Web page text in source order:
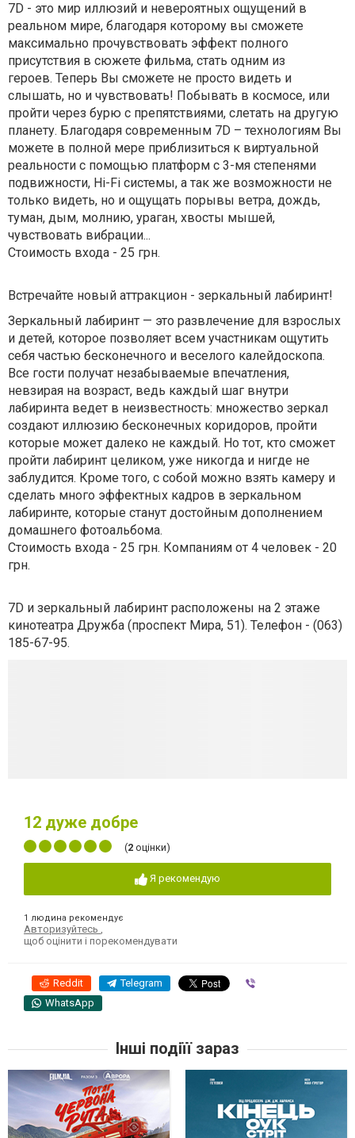
7D - это мир иллюзий и невероятных ощущений в
реальном мире, благодаря которому вы сможете
максимально прочувствовать эффект полного
присутствия в сюжете фильма, стать одним из
героев. Теперь Вы сможете не просто видеть и
слышать, но и чувствовать! Побывать в космосе, или
пройти через бурю с препятствиями, слетать на другую
планету. Благодаря современным 7D – технологиям Вы
можете в полной мере приблизиться к виртуальной
реальности с помощью платформ с 3-мя степенями
подвижности, Hi-Fi системы, а так же возможности не
только видеть, но и ощущать порывы ветра, дождь,
туман, дым, молнию, ураган, хвосты мышей,
чувствовать вибрации...
Стоимость входа - 25 грн.
Встречайте новый аттракцион - зеркальный лабиринт!
Зеркальный лабиринт — это развлечение для взрослых
и детей, которое позволяет всем участникам ощутить
себя частью бесконечного и веселого калейдоскопа.
Все гости получат незабываемые впечатления,
невзирая на возраст, ведь каждый шаг внутри
лабиринта ведет в неизвестность: множество зеркал
создают иллюзию бесконечных коридоров, пройти
которые может далеко не каждый. Но тот, кто сможет
пройти лабиринт целиком, уже никогда и нигде не
заблудится. Кроме того, с собой можно взять камеру и
сделать много эффектных кадров в зеркальном
лабиринте, которые станут достойным дополнением
домашнего фотоальбома.
Стоимость входа - 25 грн. Компаниям от 4 человек - 20
грн.
7D и зеркальный лабиринт расположены на 2 этаже
кинотеатра Дружба (проспект Мира, 51). Телефон - (063)
185-67-95.
12 дуже добре
(2 оцінки)
Я рекомендую
1 людина рекомендує
Авторизуйтесь
щоб оцінити і порекомендувати
Reddit Telegram
WhatsApp
Інші подіїї зараз